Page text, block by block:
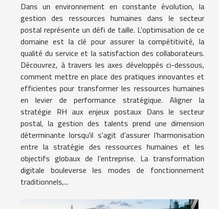
Dans un environnement en constante évolution, la
gestion des ressources humaines dans le secteur
postal représente un défi de taille. L'optimisation de ce
domaine est la clé pour assurer la compétitivité, la
qualité du service et la satisfaction des collaborateurs.
Découvrez, à travers les axes développés ci-dessous,
comment mettre en place des pratiques innovantes et
efficientes pour transformer les ressources humaines
en levier de performance stratégique. Aligner la
stratégie RH aux enjeux postaux Dans le secteur
postal, la gestion des talents prend une dimension
déterminante lorsqu'il s'agit d’assurer l’harmonisation
entre la stratégie des ressources humaines et les
objectifs globaux de l’entreprise. La transformation
digitale bouleverse les modes de fonctionnement
traditionnels,...